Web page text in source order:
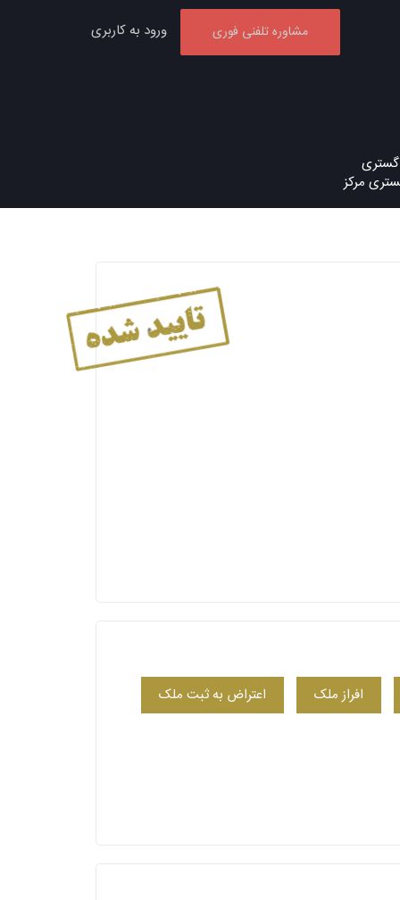
مشاوره تلفنی فوری ورود به کاربری
مرکز
افراز ملک اعتراض به ثبت ملک